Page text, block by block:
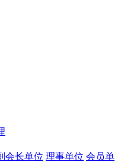
会长单位 理事单位 会员单